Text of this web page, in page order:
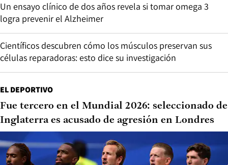
Un ensayo clínico de dos años revela si tomar omega 3
logra prevenir el Alzheimer
Científicos descubren cómo los músculos preservan sus
células reparadoras: esto dice su investigación
EL DEPORTIVO
Fue tercero en el Mundial 2026: seleccionado de
Inglaterra es acusado de agresión en Londres